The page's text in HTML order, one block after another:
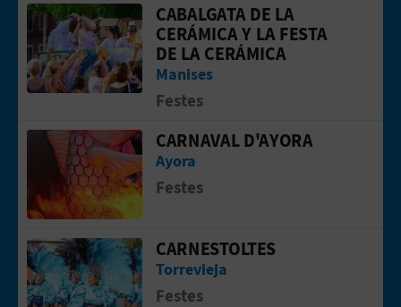
Anar a la web deCABALGATA DE LA
CABALGATA DE LA
CERÁMICA Y LA FESTA
DE LA CERÁMICA
Manises
Festes
Anar a la web deCARNAVAL D'AYORA
CARNAVAL D'AYORA
Ayora
Festes
Anar a la web deCARNESTOLTES
CARNESTOLTES
Torrevieja
Festes